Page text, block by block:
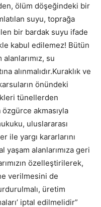
ölüm döşeğindeki bir
suyu, toprağa
bir bardak suyu ifade
kabul edilemez! Bütün
su
alınmalıdır.Kuraklık ve
önündeki
tünellerden
akmasıyla
uluslararası
ile yargı kararlarını
alanlarımıza geri
özelleştirilerek,
verilmesini de
üretim
iptal edilmelidir”